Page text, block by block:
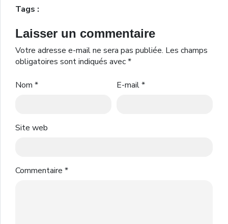
Tags :
Laisser un commentaire
Votre adresse e-mail ne sera pas publiée. Les champs
obligatoires sont indiqués avec*
Nom * E-mail*
Site web
Commentaire *